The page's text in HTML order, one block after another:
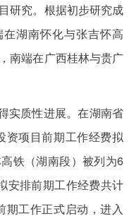
研究。根据初步研究成
湖南怀化与张吉怀高
南端在广西桂林与贵广
实质性进展。在湖南省
资项目前期工作经费拟
铁（湖南段）被列为6
安排前期工作经费共计
期工作正式启动，进入